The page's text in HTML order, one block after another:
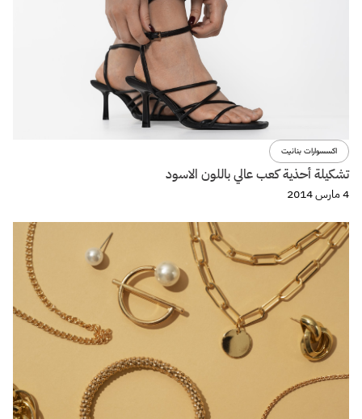
اكسسوارات بنانيت
تشكيلة أحذية كعب عالي باللون الاسود
4 مارس 2014